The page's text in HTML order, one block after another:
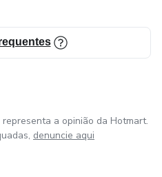
a opinião da Hotmart.
denuncie aqui